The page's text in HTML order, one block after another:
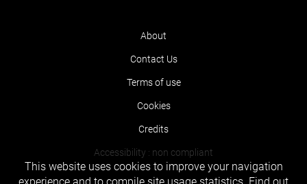
About
Contact Us
Terms of use
Cookies
Credits
Accessibility : non compliant
This website uses cookies to improve your navigation